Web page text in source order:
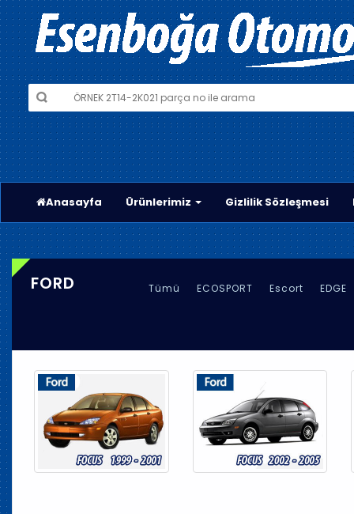
Anasayfa Ürünlerimiz Gizlilik Sözleşmesi
FORD Tümü ECOSPORT Escort EDGE